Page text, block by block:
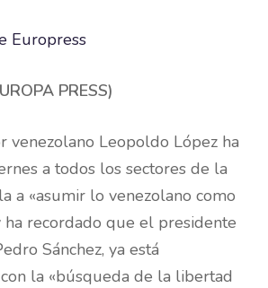
Europress
PRESS)
venezolano Leopoldo López ha
a todos los sectores de la
a «asumir lo venezolano como
recordado que el presidente
Sánchez, ya está
la «búsqueda de la libertad